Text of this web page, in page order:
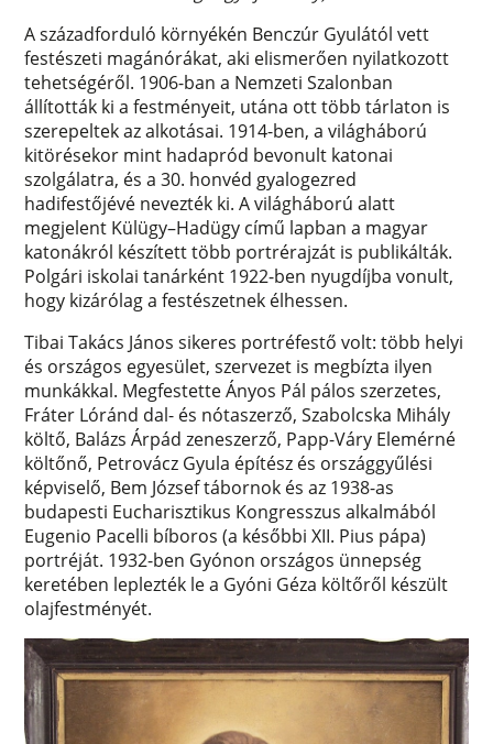
A századforduló környékén Benczúr Gyulától vett
festészeti magánórákat, aki elismerően nyilatkozott
tehetségéről. 1906-ban a Nemzeti Szalonban
állították ki a festményeit, utána ott több tárlaton is
szerepeltek az alkotásai. 1914-ben, a világháború
kitörésekor mint hadapród bevonult katonai
szolgálatra, és a 30. honvéd gyalogezred
hadifestőjévé nevezték ki. A világháború alatt
megjelent Külügy–Hadügy című lapban a magyar
katonákról készített több portrérajzát is publikálták.
Polgári iskolai tanárként 1922-ben nyugdíjba vonult,
hogy kizárólag a festészetnek élhessen.
Tibai Takács János sikeres portréfestő volt: több helyi
és országos egyesület, szervezet is megbízta ilyen
munkákkal. Megfestette Ányos Pál pálos szerzetes,
Fráter Lóránd dal- és nótaszerző, Szabolcska Mihály
költő, Balázs Árpád zeneszerző, Papp-Váry Elemérné
költőnő, Petrovácz Gyula építész és országgyűlési
képviselő, Bem József tábornok és az 1938-as
budapesti Eucharisztikus Kongresszus alkalmából
Eugenio Pacelli bíboros (a későbbi XII. Pius pápa)
portréját. 1932-ben Gyónon országos ünnepség
keretében leplezték le a Gyóni Géza költőről készült
olajfestményét.